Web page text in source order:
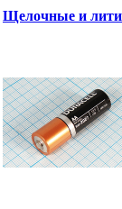
Щелочные и